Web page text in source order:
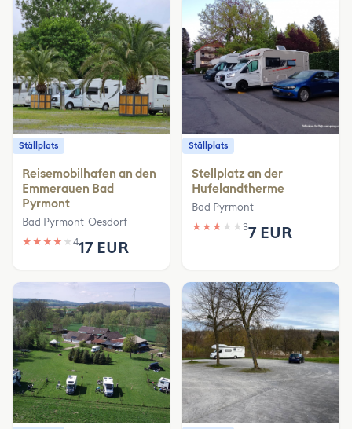
Ställplats
Reisemobilhafen an den
Emmerauen Bad
Pyrmont
Bad Pyrmont-Oesdorf
★ ★ ★ ★ ★ 417 EUR
Ställplats
Stellplatz an der
Hufelandtherme
Bad Pyrmont
★ ★ ★ ★ ★ 37 EUR